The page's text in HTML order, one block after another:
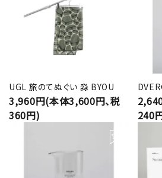
UGL 旅のてぬぐい 淼 BYOU
3,960円(本体3,600円、税
360円)
240